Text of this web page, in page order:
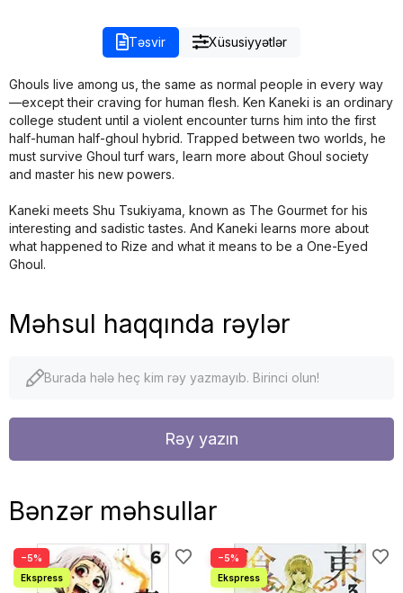
Təsvir Xüsusiyyətlər
Ghouls live among us, the same as normal people in every way
—except their craving for human flesh. Ken Kaneki is an ordinary
college student until a violent encounter turns him into the first
half-human half-ghoul hybrid. Trapped between two worlds, he
must survive Ghoul turf wars, learn more about Ghoul society
and master his new powers.
Kaneki meets Shu Tsukiyama, known as The Gourmet for his
interesting and sadistic tastes. And Kaneki learns more about
what happened to Rize and what it means to be a One-Eyed
Ghoul.
Məhsul haqqında rəylər
Burada hələ heç kim rəy yazmayıb. Birinci olun!
Rəy yazın
Bənzər məhsullar
−5% −5%